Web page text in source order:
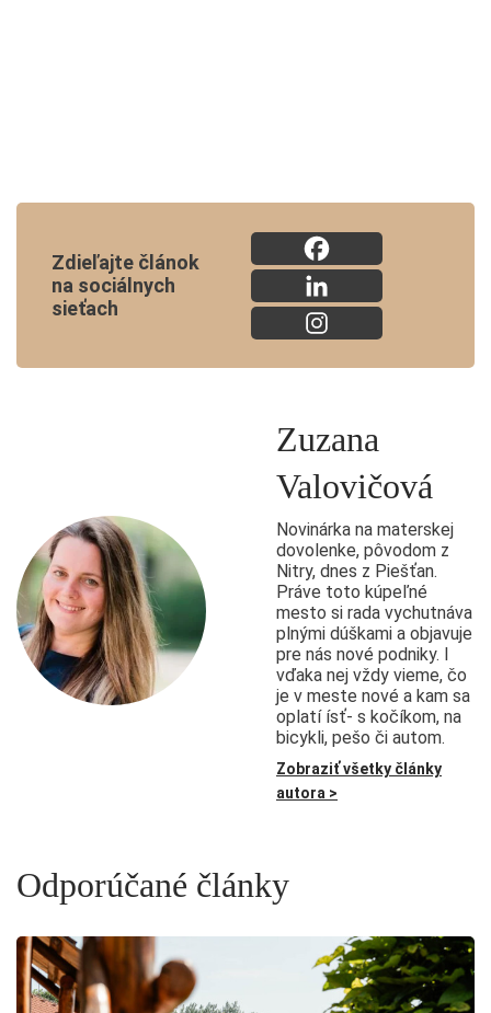
Zdieľajte článok
na sociálnych
sieťach
Zuzana
Valovičová
Novinárka na materskej
dovolenke, pôvodom z
Nitry, dnes z Piešťan.
Práve toto kúpeľné
mesto si rada vychutnáva
plnými dúškami a objavuje
pre nás nové podniky. I
vďaka nej vždy vieme, čo
je v meste nové a kam sa
oplatí ísť- s kočíkom, na
bicykli, pešo či autom.
Zobraziť všetky články
autora >
Odporúčané články